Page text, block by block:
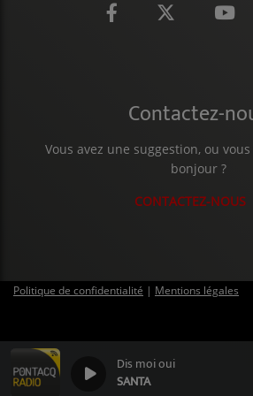
Dis moi oui
SANTA
0
Contactez-
Vous avez une suggestion, ou
bonjour ?
CONTACTEZ-NOUS
Politique de confidentialité | Mentions légales